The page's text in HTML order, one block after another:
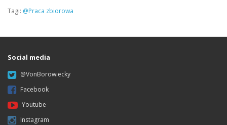
Tagi: @Praca zbiorowa
Social media
@VonBorowiecky
Facebook
Youtube
Instagram